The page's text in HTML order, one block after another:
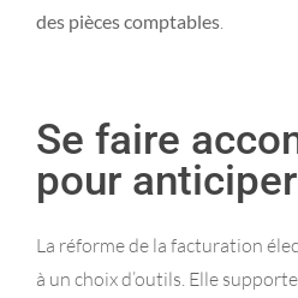
des pièces comptables
Se faire
pour
La réforme de la facturation
à un choix d’outils. Elle